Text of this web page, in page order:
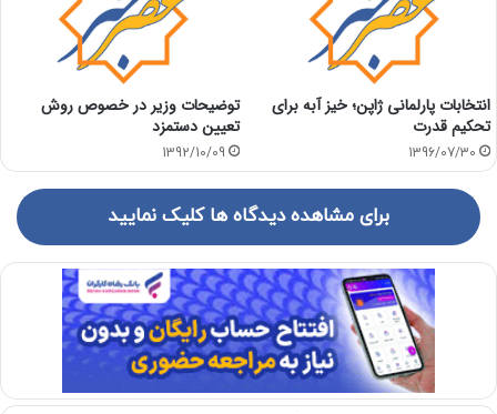
انتخابات پارلمانی ژاپن؛ خیز آبه برای
تحکیم قدرت
1396/07/30
توضیحات وزير در خصوص روش
تعیین دستمزد
1392/10/09
برای مشاهده دیدگاه ها کلیک نمایید